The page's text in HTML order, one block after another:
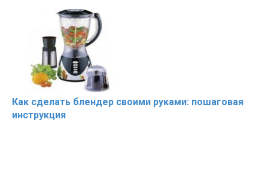
Как сделать блендер своими руками: пошаговая
инструкция